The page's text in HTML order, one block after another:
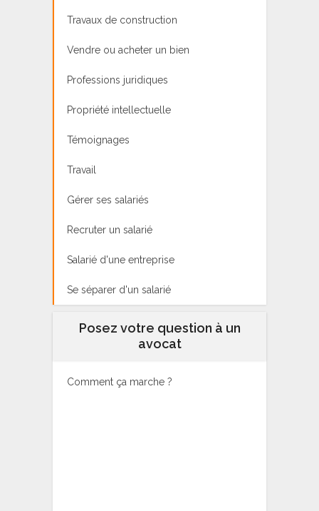
Travaux de construction
Vendre ou acheter un bien
Professions juridiques
Propriété intellectuelle
Témoignages
Travail
Gérer ses salariés
Recruter un salarié
Salarié d'une entreprise
Se séparer d'un salarié
Posez votre question à un
avocat
Comment ça marche ?